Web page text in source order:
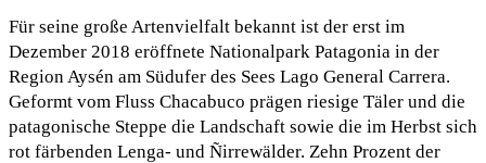
Für seine große Artenvielfalt bekannt ist der erst im
Dezember 2018 eröffnete Nationalpark Patagonia in der
Region Aysén am Südufer des Sees Lago General Carrera.
Geformt vom Fluss Chacabuco prägen riesige Täler und die
patagonische Steppe die Landschaft sowie die im Herbst sich
rot färbenden Lenga- und Ñirrewälder. Zehn Prozent der